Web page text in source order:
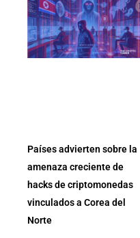
Países advierten sobre la
amenaza creciente de
hacks de criptomonedas
vinculados a Corea del
Norte